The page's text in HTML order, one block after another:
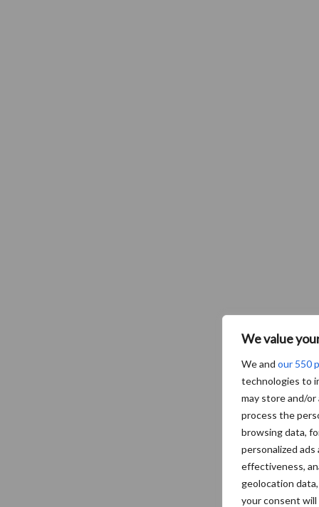
We value
We and our 550
technologies to
may store and/
process the
browsing data,
personalized
effectiveness,
geolocation
your consent will